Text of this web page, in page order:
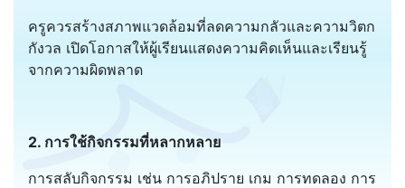
ครูควรสร้างสภาพแวดล้อมที่ลดความกลัวและความวิตก
กังวล เปิดโอกาสให้ผู้เรียนแสดงความคิดเห็นและเรียนรู้
จากความผิดพลาด
2. การใช้กิจกรรมที่หลากหลาย
การสลับกิจกรรม เช่น การอภิปราย เกม การทดลอง การ